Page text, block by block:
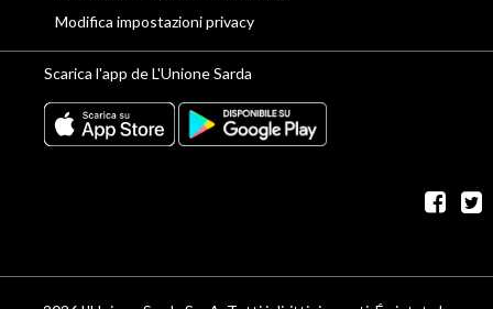
Modifica impostazioni privacy
Scarica l'app de L'Unione Sarda